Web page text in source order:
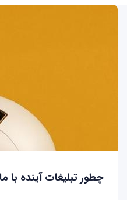
چطور تبلیغات آینده با